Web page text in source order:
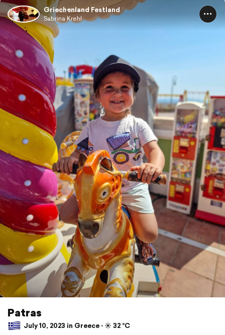
Griechenland Festland
Sabrina Krehl
Patras
July 10, 2023 in Greece ⋅ ☀️ 32 °C